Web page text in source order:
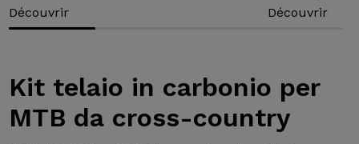
Découvrir
Découvrir
Kit telaio in carbonio per
MTB da cross-country